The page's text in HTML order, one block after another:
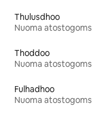
Thulusdhoo
Nuoma atostogoms
Thoddoo
Nuoma atostogoms
Fulhadhoo
Nuoma atostogoms